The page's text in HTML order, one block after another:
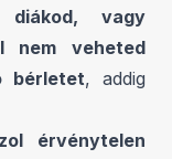
diákod, vagy
nem veheted
bérletet, addig
érvénytelen